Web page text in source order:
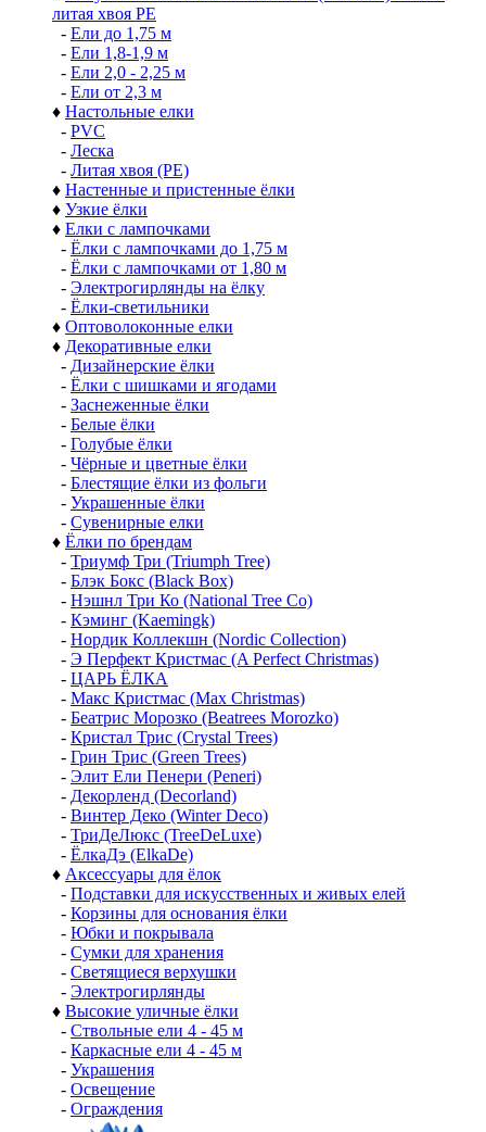
литая хвоя РЕ
- Ели до 1,75 м
- Ели 1,8-1,9 м
- Ели 2,0 - 2,25 м
- Ели от 2,3 м
♦ Настольные елки
- PVC
- Леска
- Литая хвоя (РЕ)
♦ Настенные и пристенные ёлки
♦ Узкие ёлки
♦ Елки с лампочками
- Ёлки с лампочками до 1,75 м
- Ёлки с лампочками от 1,80 м
- Электрогирлянды на ёлку
- Ёлки-светильники
♦ Оптоволоконные елки
♦ Декоративные елки
- Дизайнерские ёлки
- Ёлки с шишками и ягодами
- Заснеженные ёлки
- Белые ёлки
- Голубые ёлки
- Чёрные и цветные ёлки
- Блестящие ёлки из фольги
- Украшенные ёлки
- Сувенирные елки
♦ Ёлки по брендам
- Триумф Три (Triumph Tree)
- Блэк Бокс (Black Box)
- Нэшнл Три Ко (National Tree Co)
- Кэминг (Kaemingk)
- Нордик Коллекшн (Nordic Collection)
- Э Перфект Кристмас (A Perfect Christmas)
- ЦАРЬ ЁЛКА
- Макс Кристмас (Max Christmas)
- Беатрис Морозко (Beatrees Morozko)
- Кристал Трис (Crystal Trees)
- Грин Трис (Green Trees)
- Элит Ели Пенери (Peneri)
- Декорленд (Decorland)
- Винтер Деко (Winter Deco)
- ТриДеЛюкс (TreeDeLuxe)
- ЁлкаДэ (ElkaDe)
♦ Аксессуары для ёлок
- Подставки для искусственных и живых елей
- Корзины для основания ёлки
- Юбки и покрывала
- Сумки для хранения
- Светящиеся верхушки
- Электрогирлянды
♦ Высокие уличные ёлки
- Ствольные ели 4 - 45 м
- Каркасные ели 4 - 45 м
- Украшения
- Освещение
- Ограждения